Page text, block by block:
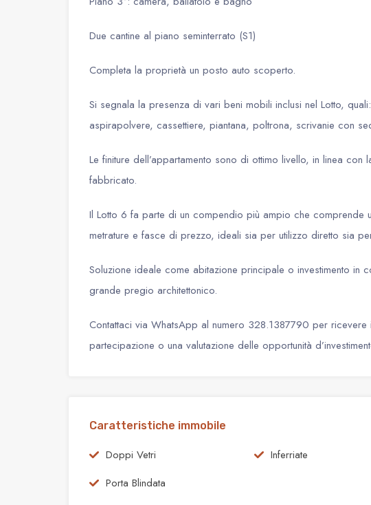
Due cantine al piano seminterrato (S1)
Completa la proprietà un posto auto scoperto.
Si segnala la presenza di vari beni mobili inclusi nel Lotto,
aspirapolvere, cassettiere, piantana, poltrona, scrivanie con
Le finiture dell’appartamento sono di ottimo livello, in linea con
fabbricato.
Il Lotto 6 fa parte di un compendio più ampio che comprende
metrature e fasce di prezzo, ideali sia per utilizzo diretto sia
Soluzione ideale come abitazione principale o investimento in
grande pregio architettonico.
Contattaci via WhatsApp al numero 328.1387790 per ricevere
partecipazione o una valutazione delle opportunità
Caratteristiche immobile
Doppi Vetri Inferriate
Porta Blindata